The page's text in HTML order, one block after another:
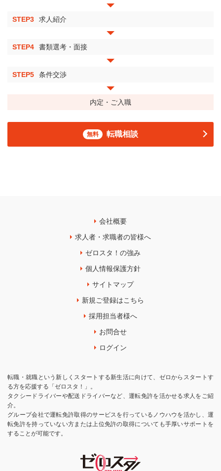
STEP3 求人紹介
STEP4 書類選考・面接
STEP5 条件交渉
内定・ご入職
無料 転職相談
会社概要
求人者・求職者の皆様へ
ゼロスタ！の強み
個人情報保護方針
サイトマップ
新規ご登録はこちら
採用担当者様へ
お問合せ
ログイン
転職・就職という新しくスタートする新生活に向けて、ゼロからスタートす
る方を応援する「ゼロスタ！」。
タクシードライバーや配送ドライバーなど、運転免許を活かせる求人をご紹
介。
グループ会社で運転免許取得のサービスを行っているノウハウを活かし、運
転免許を持っていない方または上位免許の取得についても手厚いサポートを
することが可能です。